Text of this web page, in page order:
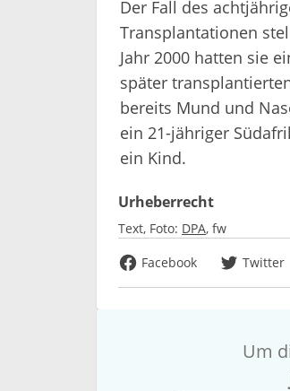
Der Fall des
Transplantationen
Jahr 2000 hatten sie
später
bereits Mund und
ein 21-jähriger
ein Kind.
Urheberrecht
Text, Foto: DPA fw
Facebook
Twitter
Um